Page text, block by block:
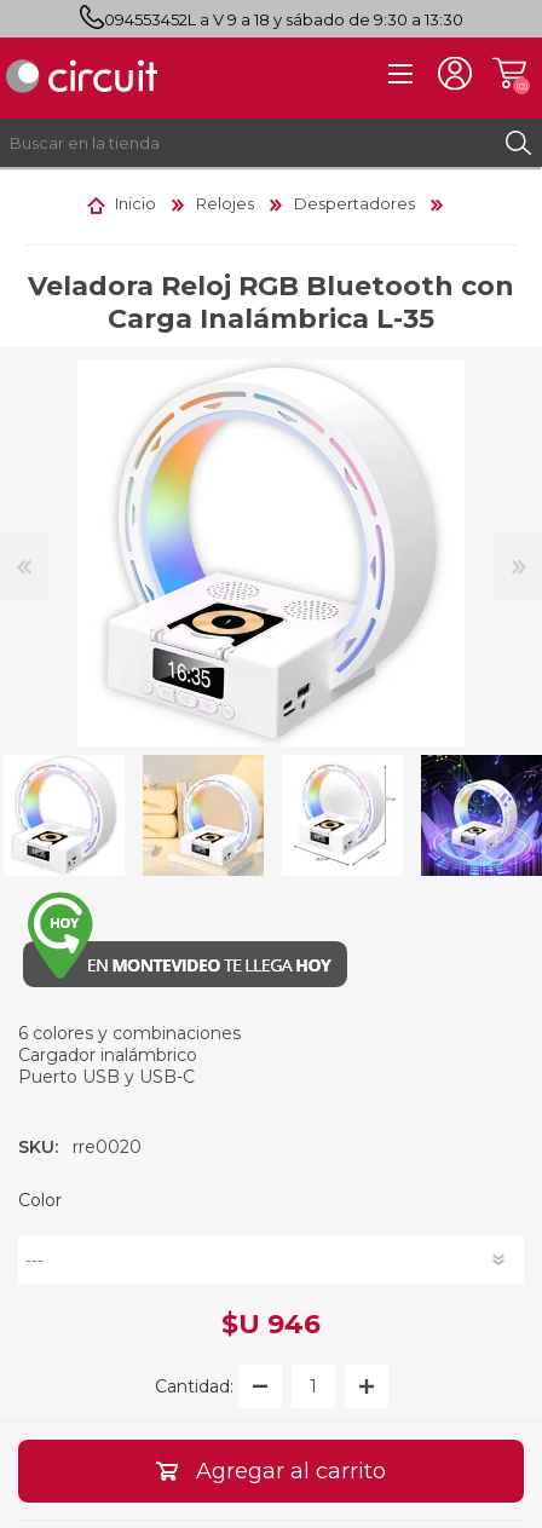
094553452L a V 9 a 18 y sábado de 9:30 a 13:30
INICIAR SESIÓN
(0)
Inicio Relojes Despertadores
Veladora Reloj RGB Bluetooth con
Carga Inalámbrica L-35
6 colores y combinaciones
Cargador inalámbrico
Puerto USB y USB-C
SKU: rre0020
Color
$U 946
Cantidad:
Agregar al carrito